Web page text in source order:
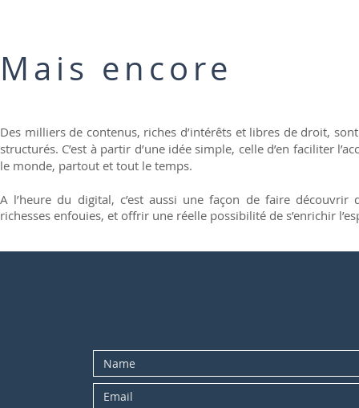
Mais encore
Des milliers de contenus, riches d’intérêts et libres de droit,
structurés. C’est à partir d’une idée simple, celle d’en faciliter
le monde, partout et tout le temps.
A l’heure du digital, c’est aussi une façon de faire
richesses enfouies, et offrir une réelle possibilité de s’enrichir